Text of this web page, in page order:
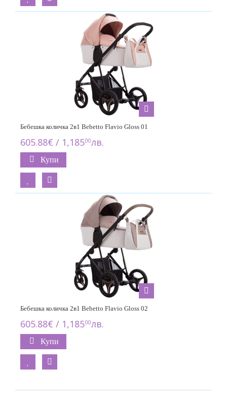
Бебешка количка 2в1 Bebetto Flavio Gloss 01
605.88€ / 1,18500лв.
Купи
Бебешка количка 2в1 Bebetto Flavio Gloss 02
605.88€ / 1,18500лв.
Купи